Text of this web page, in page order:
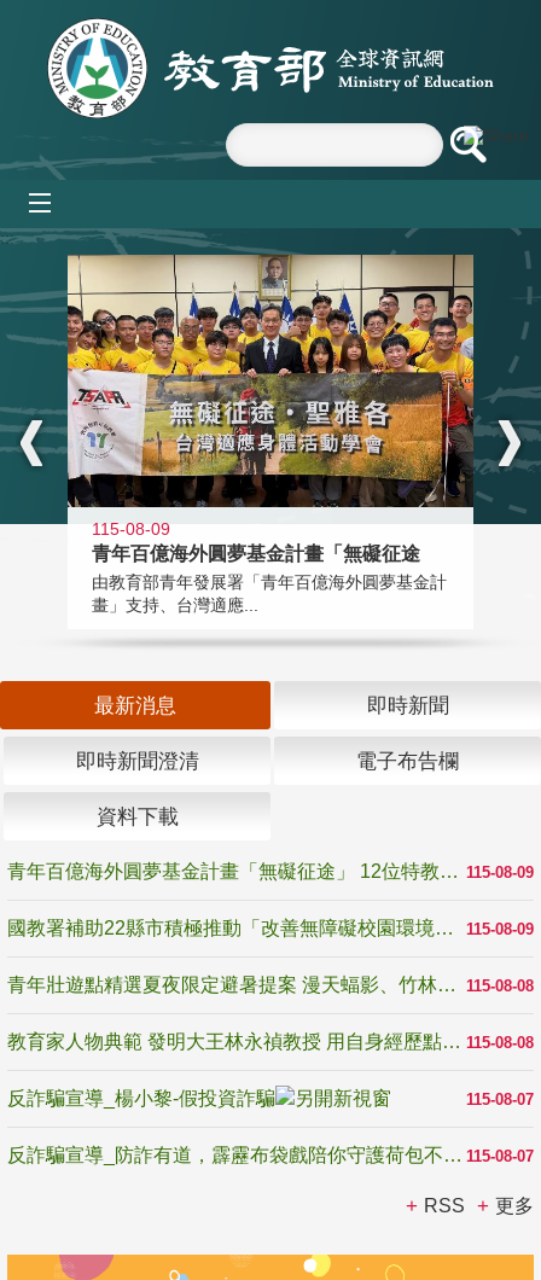
跳到主要內容區塊
:::
115-08-09
青年百億海外圓夢基金計畫「無礙征途
由教育部青年發展署「青年百億海外圓夢基金計
畫」支持、台灣適應...
最新消息 即時新聞
即時新聞澄清 電子布告欄
資料下載
115-08-09
青年百億海外圓夢基金計畫「無礙征途」 12位特教與弱勢青年勇闖西班牙 跨越感官限制見證生命蛻變
115-08-09
國教署補助22縣市積極推動「改善無障礙校園環境計畫」 打造友善、安全、無礙學習空間
115-08-08
青年壯遊點精選夏夜限定避暑提案 漫天蝠影、竹林尋蛙、茶香夜觀 邀青年暮色出發
115-08-08
教育家人物典範 發明大王林永禎教授 用自身經歷點亮學生的路
115-08-07
反詐騙宣導_楊小黎-假投資詐騙
115-08-07
反詐騙宣導_防詐有道，霹靂布袋戲陪你守護荷包不受騙
RSS 更多